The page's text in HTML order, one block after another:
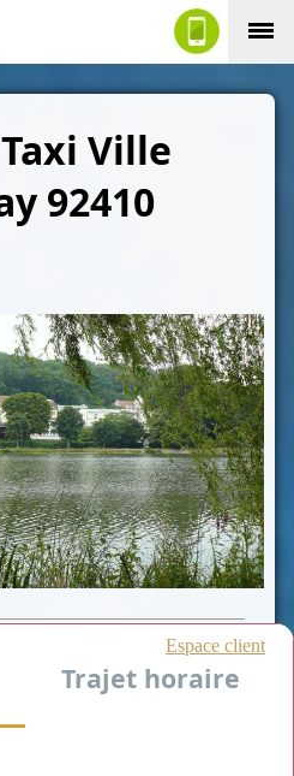
Taxi Ville
92410
VAN
CLASSE AFFAIRE